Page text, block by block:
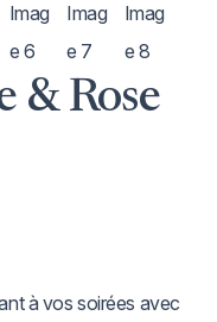
& Rose
à vos soirées avec